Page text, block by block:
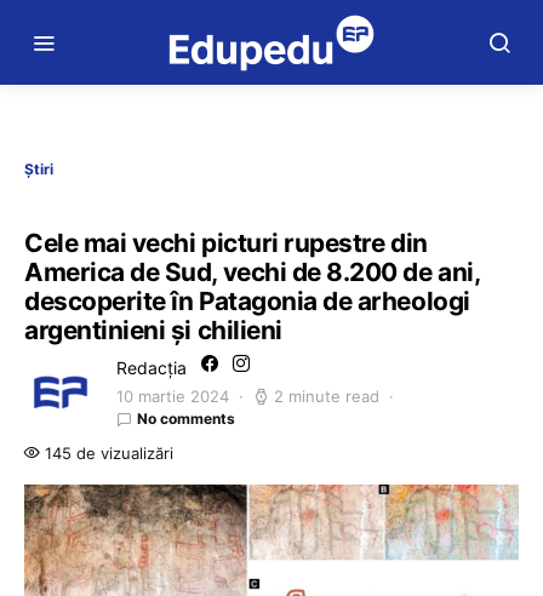
Știri
Cele mai vechi picturi rupestre din
America de Sud, vechi de 8.200 de ani,
descoperite în Patagonia de arheologi
argentinieni și chilieni
Redacția
10 martie 2024 2 minute read
No comments
145 de vizualizări